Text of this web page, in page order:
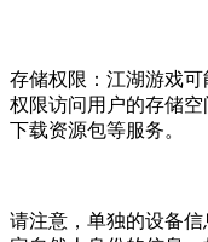
存储权限：江湖游戏
权限访问用户的存储空
下载资源包等服务。
请注意，单独的设备